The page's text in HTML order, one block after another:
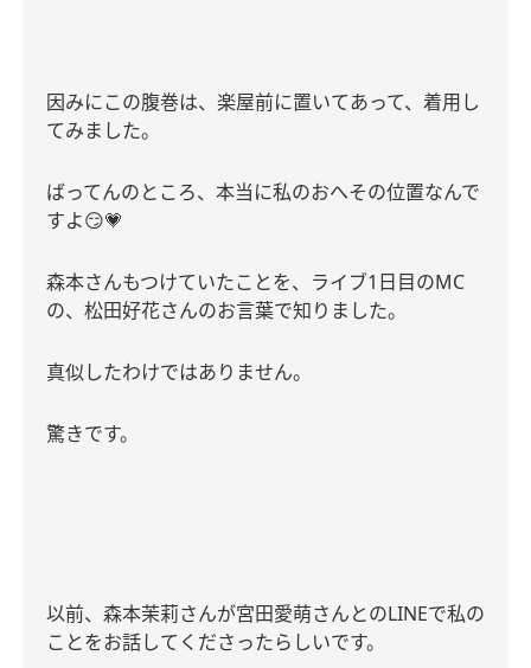
因みにこの腹巻は、楽屋前に置いてあって、着用し
てみました。
ばってんのところ、本当に私のおへその位置なんで
すよ😏💗
森本さんもつけていたことを、ライブ1 日目のMC
の、松田好花さんのお言葉で知りました。
真似したわけではありません。
驚きです。
以前、森本茉莉さんが宮田愛萌さんとのLINEで私の
ことをお話してくださったらしいです。